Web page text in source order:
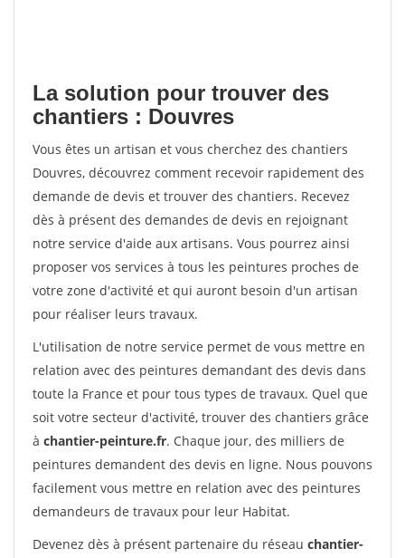
La solution pour trouver des
chantiers : Douvres
Vous êtes un artisan et vous cherchez des chantiers
Douvres, découvrez comment recevoir rapidement des
demande de devis et trouver des chantiers. Recevez
dès à présent des demandes de devis en rejoignant
notre service d'aide aux artisans. Vous pourrez ainsi
proposer vos services à tous les peintures proches de
votre zone d'activité et qui auront besoin d'un artisan
pour réaliser leurs travaux.
L'utilisation de notre service permet de vous mettre en
relation avec des peintures demandant des devis dans
toute la France et pour tous types de travaux. Quel que
soit votre secteur d'activité, trouver des chantiers grâce
à chantier-peinture.fr. Chaque jour, des milliers de
peintures demandent des devis en ligne. Nous pouvons
facilement vous mettre en relation avec des peintures
demandeurs de travaux pour leur Habitat.
Devenez dès à présent partenaire du réseau chantier-